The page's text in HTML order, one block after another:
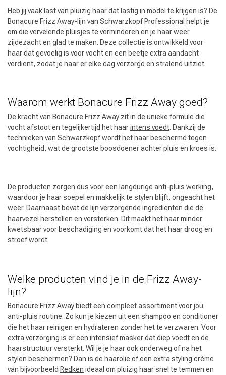
Heb jij vaak last van pluizig haar dat lastig in model te krijgen is? De
Bonacure Frizz Away-lijn van Schwarzkopf Professional helpt je
om die vervelende pluisjes te verminderen en je haar weer
zijdezacht en glad te maken. Deze collectie is ontwikkeld voor
haar dat gevoelig is voor vocht en een beetje extra aandacht
verdient, zodat je haar er elke dag verzorgd en stralend uitziet.
Waarom werkt Bonacure Frizz Away goed?
De kracht van Bonacure Frizz Away zit in de unieke formule die
vocht afstoot en tegelijkertijd het haarintens voedt. Dankzij de
technieken van Schwarzkopf wordt het haar beschermd tegen
vochtigheid, wat de grootste boosdoener achter pluis en kroes is.
De producten zorgen dus voor een langdurige anti-pluis werking,
waardoor je haar soepel en makkelijk te stylen blijft, ongeacht het
weer. Daarnaast bevat de lijn verzorgende ingrediënten die de
haarvezel herstellen en versterken. Dit maakt het haar minder
kwetsbaar voor beschadiging en voorkomt dat het haar droog en
stroef wordt.
Welke producten vind je in de Frizz Away-
lijn?
Bonacure Frizz Away biedt een compleet assortiment voor jou
anti-pluis routine. Zo kun je kiezen uit een shampoo en conditioner
die het haar reinigen en hydrateren zonder het te verzwaren. Voor
extra verzorging is er een intensief masker dat diep voedt en de
haarstructuur versterkt. Wil je je haar ook onderweg of na het
stylen beschermen? Dan is de haarolie of een extra styling crème
van bijvoorbeeld Redken ideaal om pluizig haar snel te temmen en